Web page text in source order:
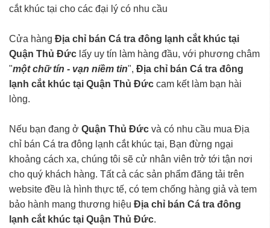
cắt khúc tại cho các đại lý có nhu cầu
Cửa hàng Địa chỉ bán Cá tra đông lạnh cắt khúc tại
Quận Thủ Đức lấy uy tín làm hàng đầu, với phương châm
"một chữ tín - vạn niềm tin", Địa chỉ bán Cá tra đông
lạnh cắt khúc tại Quận Thủ Đức cam kết làm bạn hài
lòng.
Nếu bạn đang ở Quận Thủ Đức và có nhu cầu mua Địa
chỉ bán Cá tra đông lạnh cắt khúc tại, Bạn đừng ngại
khoảng cách xa, chúng tôi sẽ cử nhân viên trở tới tận nơi
cho quý khách hàng. Tất cả các sản phẩm đăng tải trên
website đều là hình thực tế, có tem chống hàng giả và tem
bảo hành mang thương hiệu Địa chỉ bán Cá tra đông
lạnh cắt khúc tại Quận Thủ Đức.